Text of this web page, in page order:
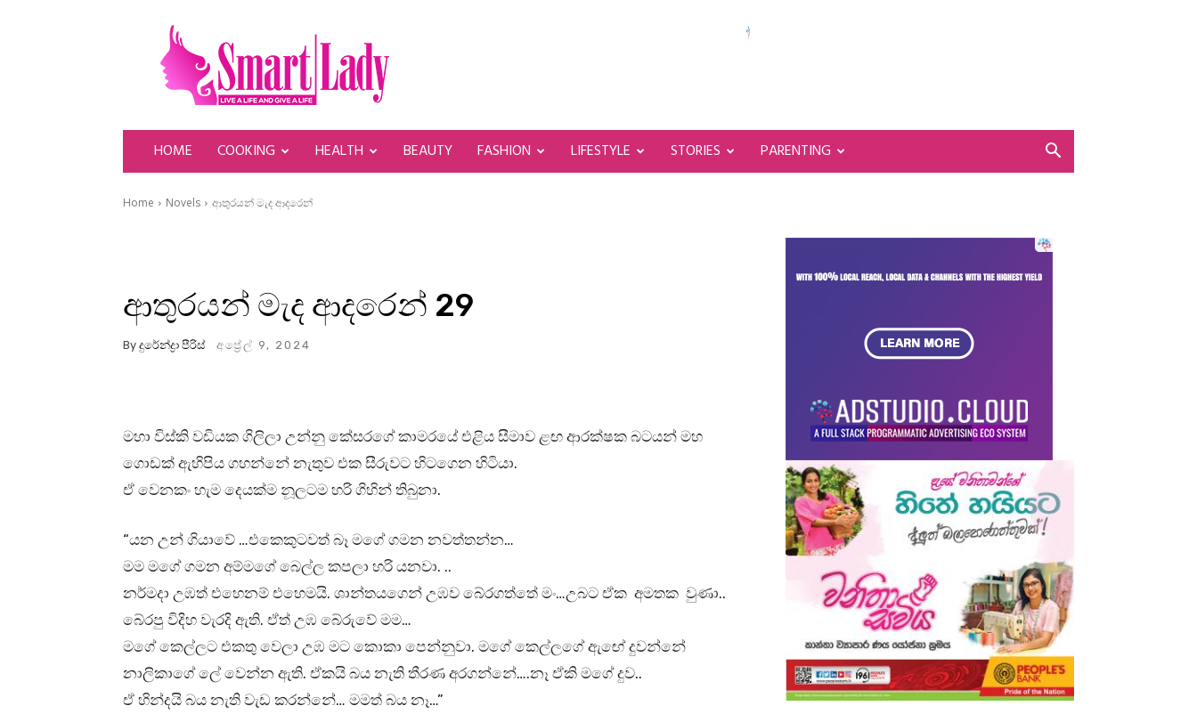
SmartLady
HOME COOKING HEALTH BEAUTY FASHION LIFESTYLE STORIES PARENTING
Home Novels ආතුරයන් මැද ආදරෙන්
ආතුරයන් මැද ආදරෙන් 29
By දුරේන්ද්‍රා පීරිස් අප්‍රේල් 9, 2024
මහා විස්කි වඩියක ගිලිලා උන්නු කේසරගේ කාමරයේ එළිය සීමාව ළඟ ආරක්ෂක බටයන් මහ
ගොඩක් ඇහිපිය ගහන්නේ නැතුව එක සීරුවට හිටගෙන හිටියා.
ඒ වෙනකං හැම දෙයක්‌ම නූලටම හරි ගිහින් තිබුනා.
“යන උන් ගියාවේ …එකෙකුටවත් බෑ මගේ ගමන නවත්තන්න…
මම මගේ ගමන අම්මගේ බෙල්ල කපලා හරි යනවා. ..
නර්මදා උඹත් එහෙනම් එහෙමයි. ශාන්තයගෙන් උඹව බේරගත්තේ මං…උබට ඒක අමතක වුණා..
බේරපු විදිහ වැරදි ඇති. ඒත් උඹ බේරුවේ මම…
මගේ කෙල්ලට එකතු වෙලා උඹ මට කොකා පෙන්නුවා. මගේ කෙල්ලගේ ඇඟේ දුවන්නේ
නාලිකාගේ ලේ වෙන්න ඇති. ඒකයි බය නැති තීරණ අරගන්නේ….නෑ ඒකි මගේ දුව..
ඒ හින්දයි බය නැති වැඩ කරන්නේ… මමත් බය නෑ…”